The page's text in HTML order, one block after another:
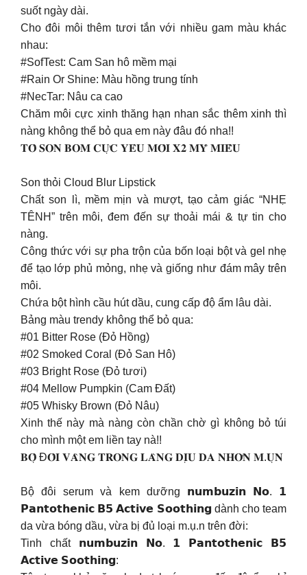
suốt ngày dài.
Cho đôi môi thêm tươi tắn với nhiều gam màu khác
nhau:
#SofTest: Cam San hô mềm mại
#Rain Or Shine: Màu hồng trung tính
#NecTar: Nâu ca cao
Chăm môi cực xinh thăng hạn nhan sắc thêm xinh thì
nàng không thể bỏ qua em này đâu đó nha!!
𝐓𝐎̂ 𝐒𝐎𝐍 𝐁𝐎𝐌 𝐂𝐔̛̣𝐂 𝐘𝐄̂𝐔 𝐌𝐎̂𝐈 𝐗𝟐 𝐌𝐘̃ 𝐌𝐈𝐄̂̀𝐔
Son thỏi Cloud Blur Lipstick
Chất son lì, mềm mịn và mượt, tạo cảm giác “NHẸ
TÊNH” trên môi, đem đến sự thoải mái & tự tin cho
nàng.
Công thức với sự pha trộn của bốn loại bột và gel nhẹ
để tạo lớp phủ mỏng, nhẹ và giống như đám mây trên
môi.
Chứa bột hình cầu hút dầu, cung cấp độ ẩm lâu dài.
Bảng màu trendy không thể bỏ qua:
#01 Bitter Rose (Đỏ Hồng)
#02 Smoked Coral (Đỏ San Hô)
#03 Bright Rose (Đỏ tươi)
#04 Mellow Pumpkin (Cam Đất)
#05 Whisky Brown (Đỏ Nâu)
Xinh thế này mà nàng còn chần chờ gì không bỏ túi
cho mình một em liền tay nà!!
𝐁𝐎̣̂ Đ𝐎̂𝐈 𝐕𝐀̀𝐍𝐆 𝐓𝐑𝐎𝐍𝐆 𝐋𝐀̀𝐍𝐆 𝐃𝐈̣𝐔 𝐃𝐀 𝐍𝐇𝐎̛̀𝐍 𝐌.𝐔̣𝐍
Bộ đôi serum và kem dưỡng 𝗻𝘂𝗺𝗯𝘂𝘇𝗶𝗻 𝗡𝗼. 𝟭
𝗣𝗮𝗻𝘁𝗼𝘁𝗵𝗲𝗻𝗶𝗰 𝗕𝟱 𝗔𝗰𝘁𝗶𝘃𝗲 𝗦𝗼𝗼𝘁𝗵𝗶𝗻𝗴 dành cho team
da vừa bóng dầu, vừa bị đủ loại m.ụ.n trên đời:
Tinh chất 𝗻𝘂𝗺𝗯𝘂𝘇𝗶𝗻 𝗡𝗼. 𝟭 𝗣𝗮𝗻𝘁𝗼𝘁𝗵𝗲𝗻𝗶𝗰 𝗕𝟱
𝗔𝗰𝘁𝗶𝘃𝗲 𝗦𝗼𝗼𝘁𝗵𝗶𝗻𝗴: